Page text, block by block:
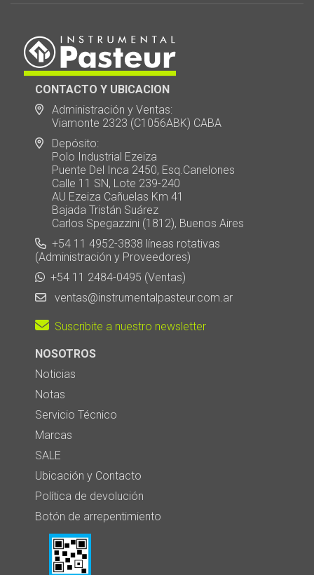
CONTACTO Y UBICACION
Administración y Ventas:
Viamonte 2323 (C1056ABK) CABA
Depósito:
Polo Industrial Ezeiza
Puente Del Inca 2450, Esq.Canelones
Calle 11 SN, Lote 239-240
AU Ezeiza Cañuelas Km 41
Bajada Tristán Suárez
Carlos Spegazzini (1812), Buenos Aires
+54 11 4952-3838 líneas rotativas
(Administración y Proveedores)
+54 11 2484-0495 (Ventas)
ventas@instrumentalpasteur.com.ar
Suscribite a nuestro newsletter
NOSOTROS
Noticias
Notas
Servicio Técnico
Marcas
SALE
Ubicación y Contacto
Política de devolución
Botón de arrepentimiento